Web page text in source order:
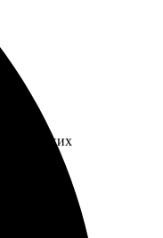
никаких